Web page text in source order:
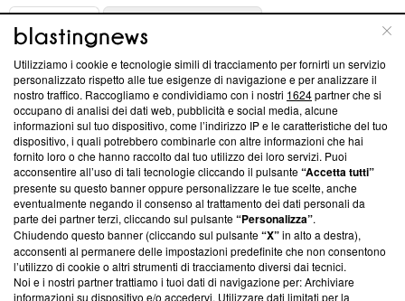
ABOUT
Questa sezione offre informazioni trasparenti su Blasting
News, sui nostri processi editoriali e su come ci impegniamo a
creare news di qualità. Inoltre, afferma la nostra aderenza a
‘Trust Project - News with Integrity’Blasting News non è
ancora membro del programma, ma ha richiesto di farne
parte; Trust Project non ha ancora effettuato una verifica di
conformità agli standard.
Su di noi
Team editoriale
Corporate
Utilizziamo i cookie e tecnologie simili di tracciamento per fornirti un servizio
personalizzato rispetto alle tue esigenze di navigazione e per analizzare il
nostro traffico. Raccogliamo e condividiamo con i nostri 1624partner che si
occupano di analisi dei dati web, pubblicità e social media, alcune
informazioni sul tuo dispositivo, come l’indirizzo IP e le caratteristiche del tuo
dispositivo, i quali potrebbero combinarle con altre informazioni che hai
fornito loro o che hanno raccolto dal tuo utilizzo dei loro servizi. Puoi
acconsentire all’uso di tali tecnologie cliccando il pulsante“Accetta tutti”
presente su questo banner oppure personalizzare le tue scelte, anche
eventualmente negando il consenso al trattamento dei dati personali da
parte dei partner terzi, cliccando sul pulsante“Personalizza”.
Chiudendo questo banner (cliccando sul pulsante“X”in alto a destra),
acconsenti al permanere delle impostazioni predefinite che non consentono
l’utilizzo di cookie o altri strumenti di tracciamento diversi dai tecnici.
Noi e i nostri partner trattiamo i tuoi dati di navigazione per: Archiviare
informazioni su dispositivo e/o accedervi. Utilizzare dati limitati per la